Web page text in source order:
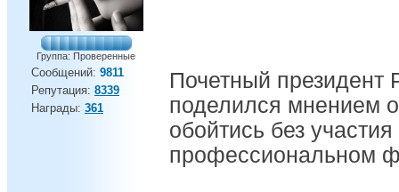
Группа: Проверенные
Сообщений: 9811
Репутация: 8339
Награды: 361
Почетный
поделился мнением
обойтись без участия
профессиональном